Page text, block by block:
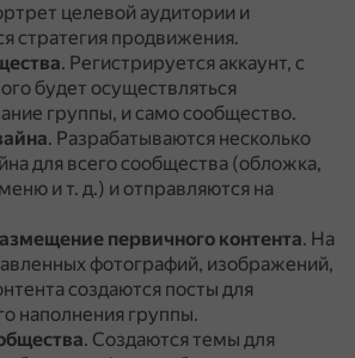
целевой аудитории и
стратегия продвижения.
. Регистрируется аккаунт, с
будет осуществляться
группы, и само сообщество.
. Разрабатываются несколько
для всего сообщества (обложка,
и т. д.) и отправляются на
первичного контента. На
фотографий, изображений,
создаются посты для
наполнения группы.
. Создаются темы для